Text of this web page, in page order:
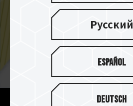
Русский
Español
Deutsch